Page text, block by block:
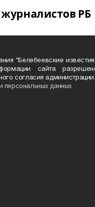
РБ
"Белебеевские
сайта
согласия администрации.
персональных данных